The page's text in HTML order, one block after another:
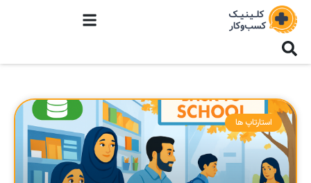
استارتاپ ها